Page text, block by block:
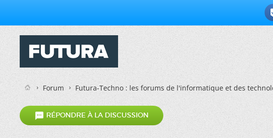
Forum Futura-Techno : les forums de l'informatique et des
 RÉPONDRE À LA DISCUSSION